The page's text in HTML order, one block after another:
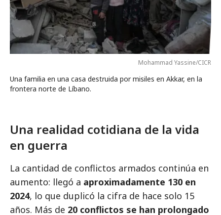
Mohammad Yassine/CICR
Una familia en una casa destruida por misiles en Akkar, en la
frontera norte de Líbano.
Una realidad cotidiana de la vida
en guerra
La cantidad de conflictos armados continúa en
aumento: llegó a aproximadamente 130 en
2024, lo que duplicó la cifra de hace solo 15
años. Más de 20 conflictos se han prolongado